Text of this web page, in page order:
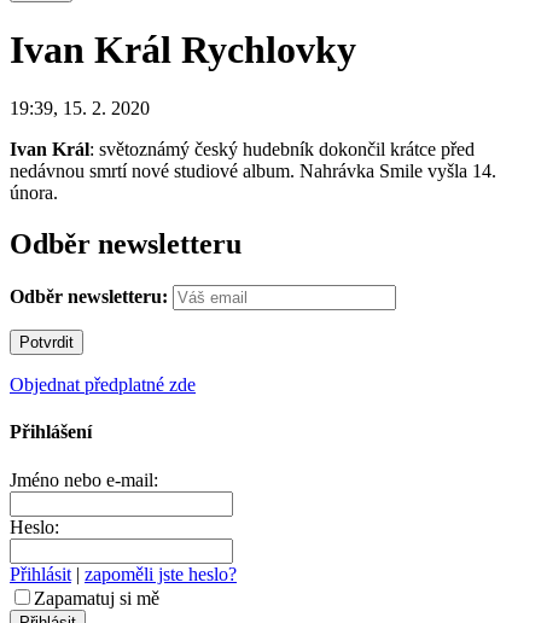
Ivan Král Rychlovky
19:39, 15. 2. 2020
Ivan Král: světoznámý český hudebník dokončil krátce před
nedávnou smrtí nové studiové album. Nahrávka Smile vyšla 14.
února.
Odběr newsletteru
Odběr newsletteru:
Objednat předplatné zde
Přihlášení
Jméno nebo e-mail:
Heslo:
Přihlásit | zapoměli jste heslo?
Zapamatuj si mě